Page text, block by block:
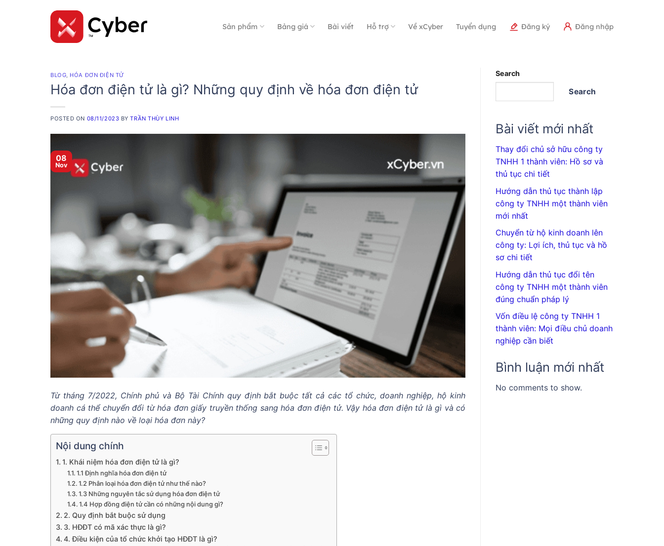
Sản phẩm Bảng giá Bài viết Hỗ trợ Về xCyber Tuyển dụng Đăng ký Đăng nhập
BLOG, HÓA ĐƠN ĐIỆN TỬ
Hóa đơn điện tử là gì? Những quy định về hóa đơn điện tử
POSTED ON 08/11/2023 BYTRẦN THÙY LINH
08
Nov
Từ tháng 7/2022, Chính phủ và Bộ Tài Chính quy định bắt buộc tất cả các tổ chức, doanh nghiệp, hộ kinh
doanh cá thể chuyển đổi từ hóa đơn giấy truyền thống sang hóa đơn điện tử. Vậy hóa đơn điện tử là gì và có
những quy định nào về loại hóa đơn này?
Nội dung chính
1. Khái niệm hóa đơn điện tử là gì?
1.1 Định nghĩa hóa đơn điện tử
1.2 Phân loại hóa đơn điện tử như thế nào?
1.3 Những nguyên tắc sử dụng hóa đơn điện tử
1.4 Hợp đồng điện tử cần có những nội dung gì?
2. Quy định bắt buộc sử dụng
3. HĐĐT có mã xác thực là gì?
4. Điều kiện của tổ chức khởi tạo HĐĐT là gì?
Search
Search
Bài viết mới nhất
Thay đổi chủ sở hữu công ty
TNHH 1 thành viên: Hồ sơ và
thủ tục chi tiết
Hướng dẫn thủ tục thành lập
công ty TNHH một thành viên
mới nhất
Chuyển từ hộ kinh doanh lên
công ty: Lợi ích, thủ tục và hồ
sơ chi tiết
Hướng dẫn thủ tục đổi tên
công ty TNHH một thành viên
đúng chuẩn pháp lý
Vốn điều lệ công ty TNHH 1
thành viên: Mọi điều chủ doanh
nghiệp cần biết
Bình luận mới nhất
No comments to show.